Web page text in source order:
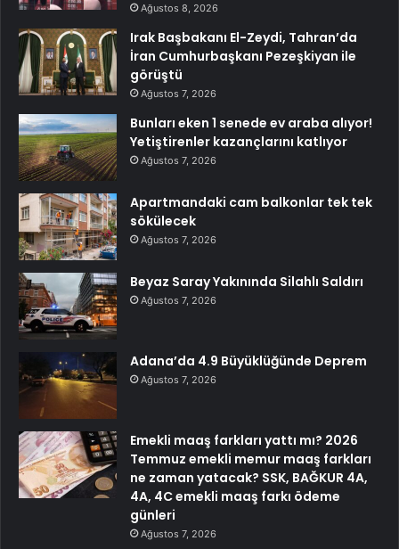
Ağustos 8, 2026
Irak Başbakanı El-Zeydi, Tahran’da
İran Cumhurbaşkanı Pezeşkiyan ile
görüştü
Ağustos 7, 2026
Bunları eken 1 senede ev araba alıyor!
Yetiştirenler kazançlarını katlıyor
Ağustos 7, 2026
Apartmandaki cam balkonlar tek tek
sökülecek
Ağustos 7, 2026
Beyaz Saray Yakınında Silahlı Saldırı
Ağustos 7, 2026
Adana’da 4.9 Büyüklüğünde Deprem
Ağustos 7, 2026
Emekli maaş farkları yattı mı? 2026
Temmuz emekli memur maaş farkları
ne zaman yatacak? SSK, BAĞKUR 4A,
4A, 4C emekli maaş farkı ödeme
günleri
Ağustos 7, 2026